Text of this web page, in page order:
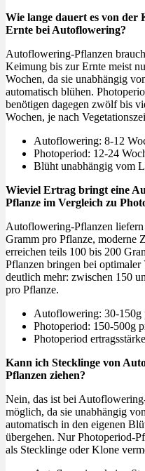
Wie lange dauert es von der
Ernte bei Autoflowering?
Autoflowering-Pflanzen
Keimung bis zur Ernte meist
Wochen, da sie unabhängig
automatisch blühen.
benötigen dagegen zwölf bis
Wochen, je nach
Autoflowering: 8-12
Photoperiod: 12-24
Blüht unabhängig vom
Wieviel Ertrag bringt eine
Pflanze im Vergleich zu
Autoflowering-Pflanzen
Gramm pro Pflanze, moderne
erreichen teils 100 bis 200
Pflanzen bringen bei optimaler
deutlich mehr: zwischen 150
pro Pflanze.
Autoflowering: 30-150g
Photoperiod: 150-500g
Photoperiod
Kann ich Stecklinge von
Pflanzen ziehen?
Nein, das ist bei
möglich, da sie unabhängig
automatisch in den eigenen
übergehen. Nur Photoperiod-
als Stecklinge oder Klone